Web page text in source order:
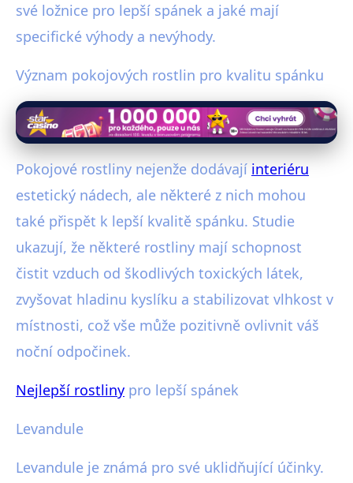
své ložnice pro lepší spánek a jaké mají
specifické výhody a nevýhody.
Význam pokojových rostlin pro kvalitu spánku
Pokojové rostliny nejenže dodávají interiéru
estetický nádech, ale některé z nich mohou
také přispět k lepší kvalitě spánku. Studie
ukazují, že některé rostliny mají schopnost
čistit vzduch od škodlivých toxických látek,
zvyšovat hladinu kyslíku a stabilizovat vlhkost v
místnosti, což vše může pozitivně ovlivnit váš
noční odpočinek.
Nejlepší rostliny pro lepší spánek
Levandule
Levandule je známá pro své uklidňující účinky.